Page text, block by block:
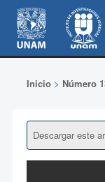
Inicio> Número
Descargar este